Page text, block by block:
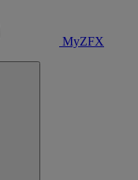
MyZFX